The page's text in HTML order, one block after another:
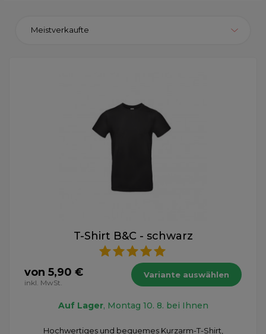
Meistverkaufte
T-Shirt B&C - schwarz
von 5,90 €
inkl. MwSt.
Variante auswählen
Auf Lager, Montag 10. 8. bei Ihnen
Hochwertiges und bequemes Kurzarm-T-Shirt,